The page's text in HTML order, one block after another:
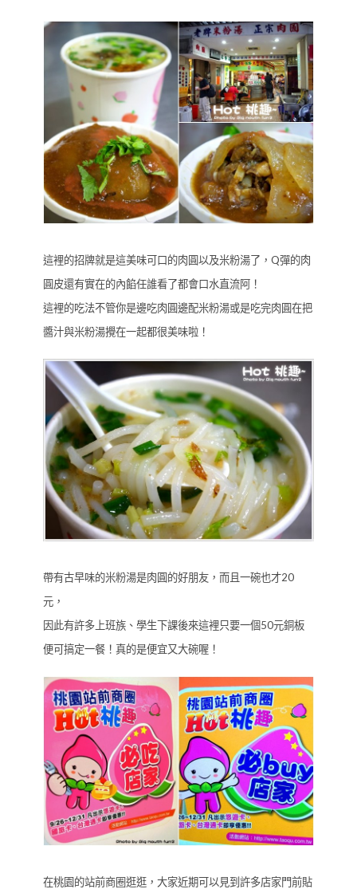
這裡的招牌就是這美味可口的肉圓以及米粉湯了，Q彈的肉
圓皮還有實在的內餡任誰看了都會口水直流阿！
這裡的吃法不管你是邊吃肉圓邊配米粉湯或是吃完肉圓在把
醬汁與米粉湯攪在一起都很美味啦！
帶有古早味的米粉湯是肉圓的好朋友，而且一碗也才20
元，
因此有許多上班族、學生下課後來這裡只要一個50元銅板
便可搞定一餐！真的是便宜又大碗喔！
在桃園的站前商圈逛逛，大家近期可以見到許多店家門前貼